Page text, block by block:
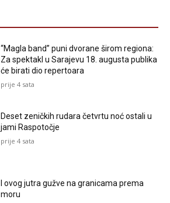
“Magla band” puni dvorane širom regiona:
Za spektakl u Sarajevu 18. augusta publika
će birati dio repertoara
prije 4 sata
Deset zeničkih rudara četvrtu noć ostali u
jami Raspotočje
prije 4 sata
I ovog jutra gužve na granicama prema
moru